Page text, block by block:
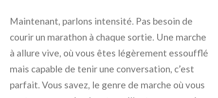
Maintenant, parlons intensité. Pas besoin de
courir un marathon à chaque sortie. Une marche
à allure vive, où vous êtes légèrement essoufflé
mais capable de tenir une conversation, c’est
parfait. Vous savez, le genre de marche où vous